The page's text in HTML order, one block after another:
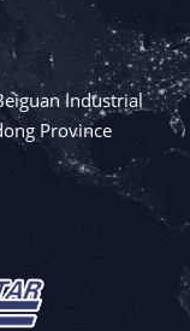
Industrial
Province